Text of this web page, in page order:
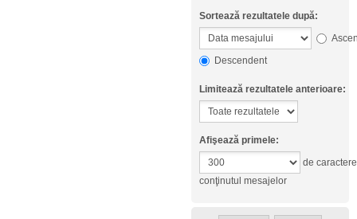
Sortează rezultatele după:
Descendent
Limitează rezultatele anterioare:
Afişează primele:
de
conţinutul mesajelor